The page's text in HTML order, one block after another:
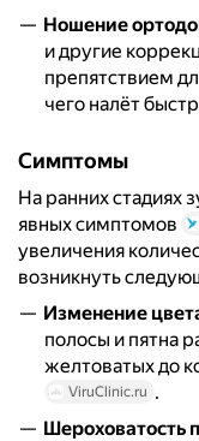
Ношение
и другие
препятствием
чего налёт
Симптомы
На ранних стадиях
явных симптомов
увеличения
возникнуть
Изменение
полосы и пятна
желтоватых до
ViruClinic.ru .
Шероховатость